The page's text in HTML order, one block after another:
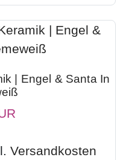
| Engel & Santa In
Versandkosten